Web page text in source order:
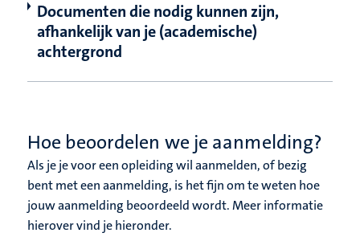
Documenten die nodig kunnen zijn,
afhankelijk van je (academische)
achtergrond
Hoe beoordelen we je aanmelding?
Als je je voor een opleiding wil aanmelden, of bezig
bent met een aanmelding, is het fijn om te weten hoe
jouw aanmelding beoordeeld wordt. Meer informatie
hierover vind je hieronder.